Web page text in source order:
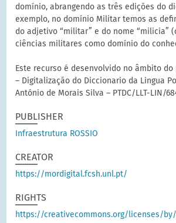
domínio, abrangendo as três edições do
exemplo, no domínio Militar temos as
do adjetivo “militar” e do nome “milicia”
ciências militares como domínio do
Este recurso é desenvolvido no âmbito
– Digitalização do Diccionario da Lingua
António de Morais Silva – PTDC/LLT-LIN/
PUBLISHER
Infraestrutura ROSSIO
CREATOR
https://mordigital.fcsh.unl.pt/
RIGHTS
https://creativecommons.org/licenses/